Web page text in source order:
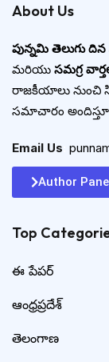
About Us
పున్నమి తెలుగు దిన
మరియు సమగ్ర
రాజకీయాలు నుంచి
సమాచారం
Email Us
Author
Top
ఈ పేపర్
ఆంధ్రప్రదేశ్
తెలంగాణ